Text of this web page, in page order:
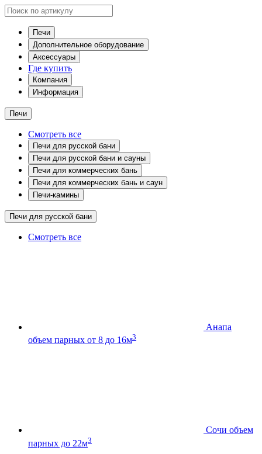
Печи
Дополнительное оборудование
Аксессуары
Где купить
Компания
Информация
Печи
Смотреть все
Печи для русской бани
Печи для русской бани и сауны
Печи для коммерческих бань
Печи для коммерческих бань и саун
Печи-камины
Печи для русской бани
Смотреть все
Анапа
объем парных от 8 до 16м3
Сочи объем
парных до 22м3